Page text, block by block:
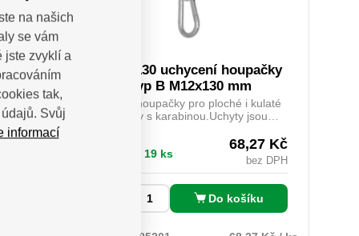
kov,
Extol
jak
svojí
Kč
MHB 130 uchycení houpačky
typ B M12x130 mm
Závěs houpačky pro ploché i kulaté
trámy s karabinou.Uchyty jsou
čemuž je montáž houpačky snadná a
nevyžaduje žádné další
nástroje.Navíc jsou opatřeny kluznými
životnost a zvyšují komfort při
používání.
Skladem 19 ks
68,27 Kč
bez DPH
Do košíku
na našich
se vám
jste zvyklí a
tak,
Svůj
informací